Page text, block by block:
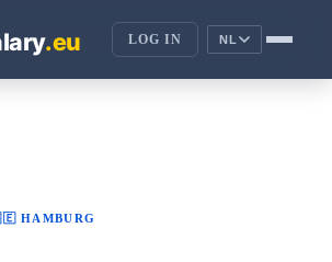
LOG IN NL
HAMBURG